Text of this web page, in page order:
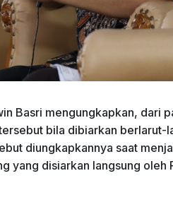
Basri mengungkapkan, dari
bila dibiarkan berlarut-
diungkapkannya saat
yang disiarkan langsung